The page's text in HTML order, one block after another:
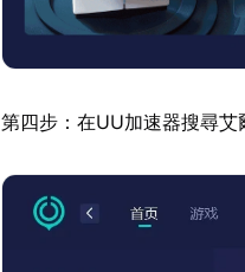
第四步：在UU加速器搜尋